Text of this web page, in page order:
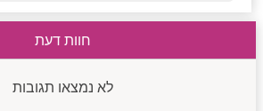
חוות דעת
לא נמצאו תגובות